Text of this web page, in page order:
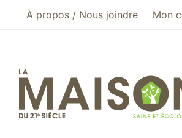
Aller au menu principal
Aller au contenu principal
À propos / Nous joindre Mon